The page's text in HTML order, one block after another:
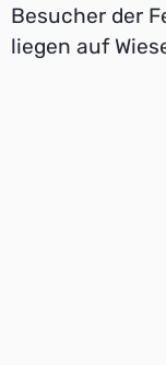
Besucher der
liegen auf